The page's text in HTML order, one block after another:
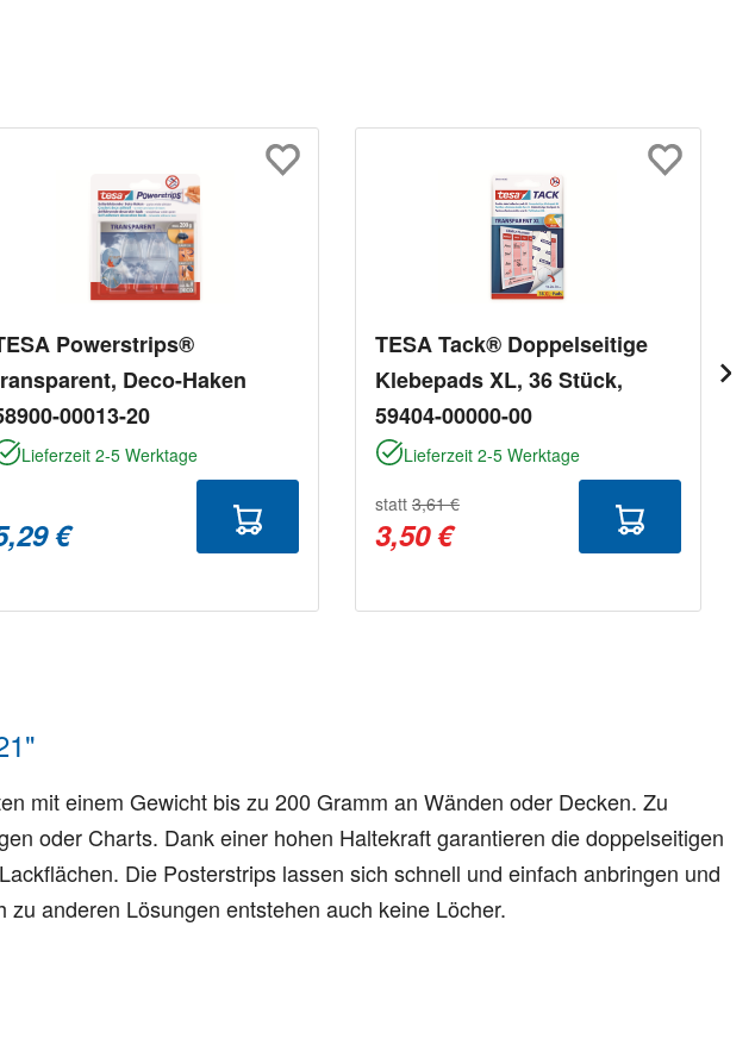
Powerstrips®
Deco-Haken
00013-20
Lieferzeit 2-5 Werktage
€
TESA Tack® Doppelseitige
Klebepads XL, 36 Stück,
59404-00000-00
Lieferzeit 2-5 Werktage
statt 3,61 €
3,50 €
mit einem Gewicht bis zu 200 Gramm an Wänden oder Decken. Zu
oder Charts. Dank einer hohen Haltekraft garantieren die doppelseitigen
Die Posterstrips lassen sich schnell und einfach anbringen und
anderen Lösungen entstehen auch keine Löcher.